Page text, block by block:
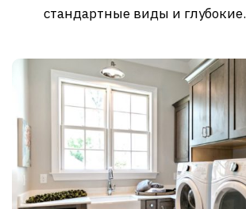
стандартные виды и глубокие.